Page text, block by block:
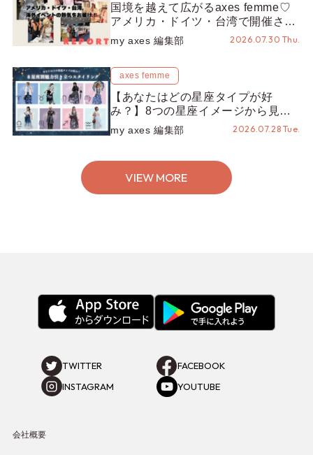
国境を越えて広がるaxes femme♡
アメリカ・ドイツ・台湾で開催され
たイベントをお届け！美沙子さんか
らのコメントも♬【海外イベントレ
my axes 編集部 2026.07.30 Thu.
axes femme
【あなたはどの星座タイプが好
み？】8つの星座イメージから見つ
ける、魅力引き立つスタイリング♡
my axes 編集部 2026.07.28 Tue.
VIEW MORE
TWITTER
FACEBOOK
INSTAGRAM
YOUTUBE
会社概要